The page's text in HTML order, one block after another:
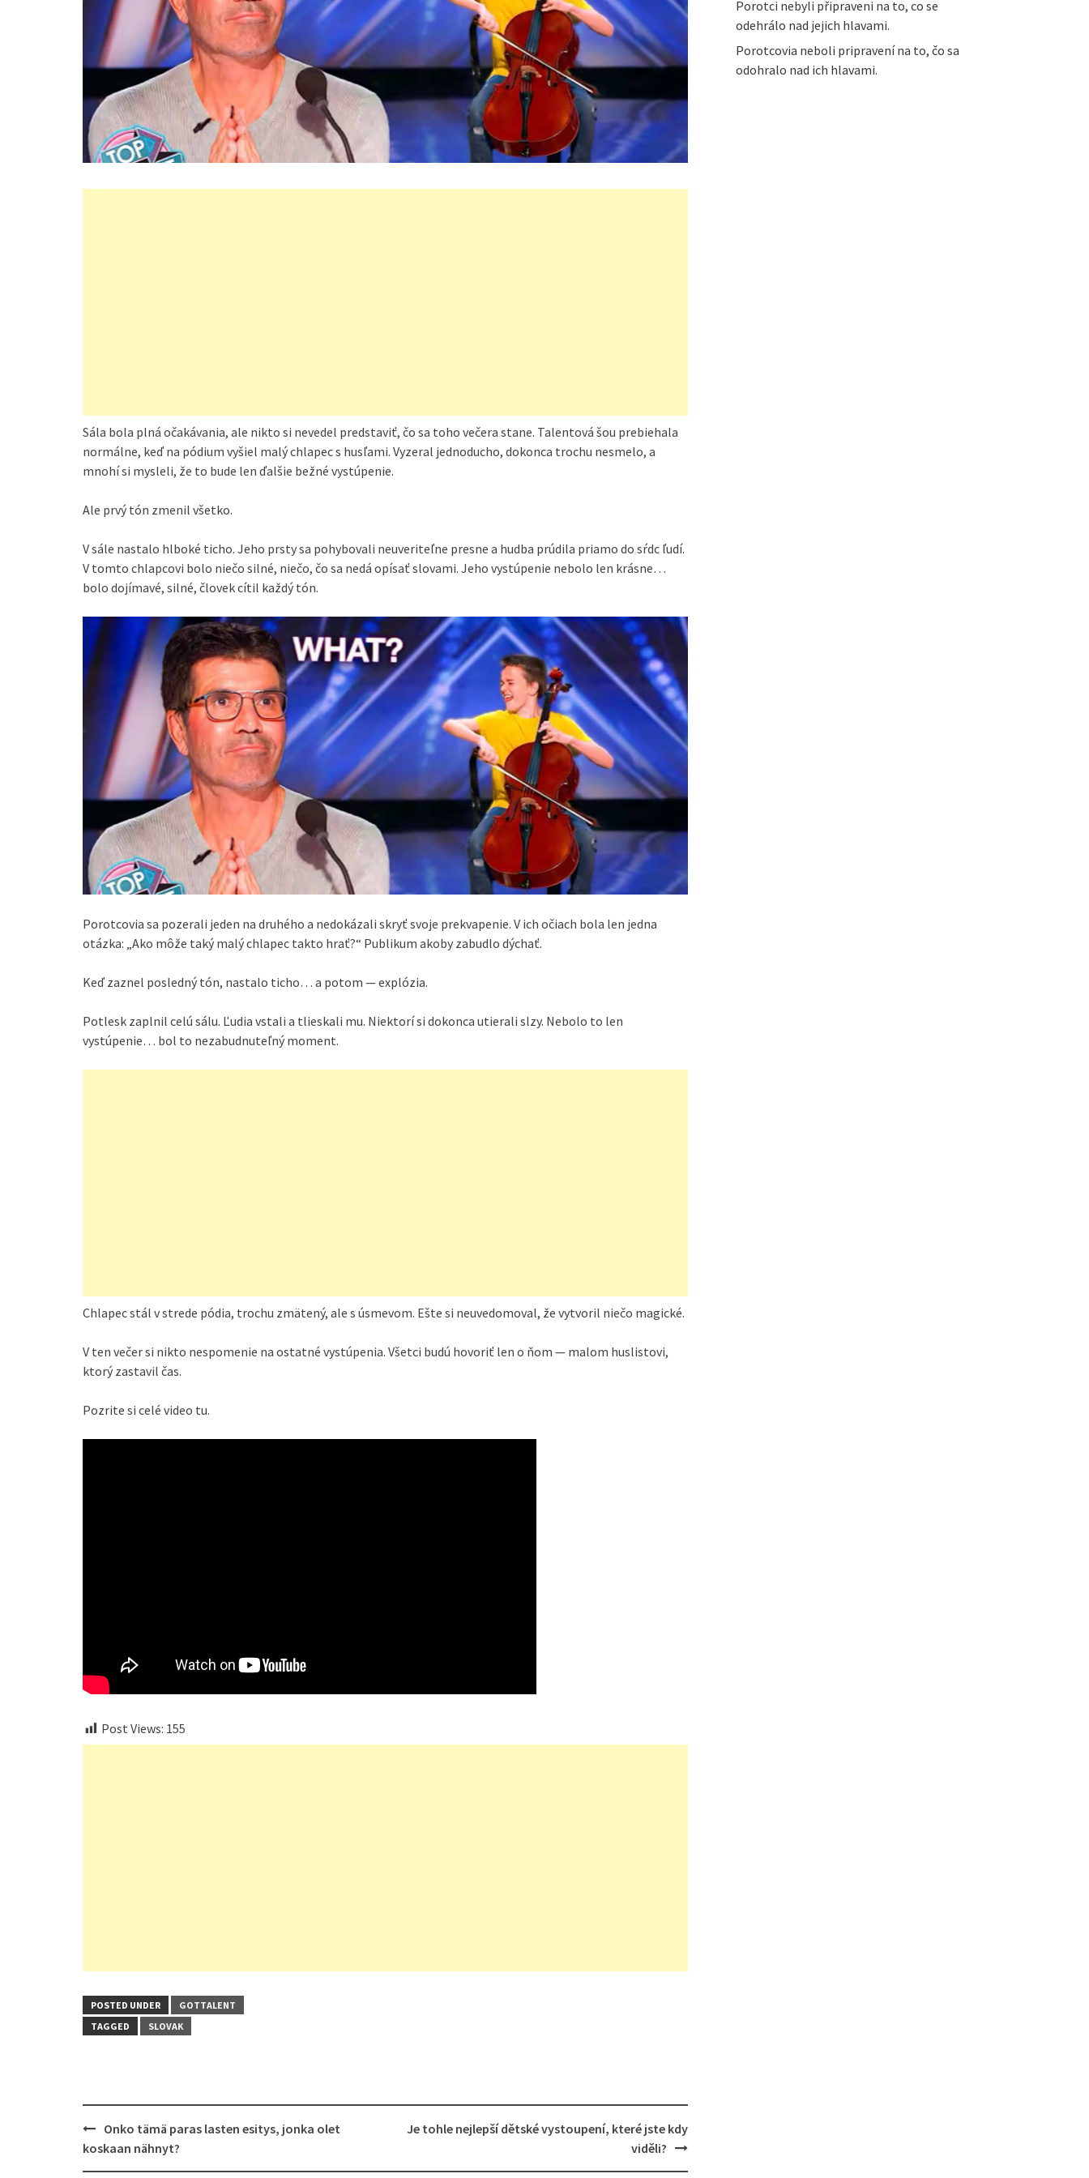
Sála bola plná očakávania, ale nikto si nevedel predstaviť, čo sa toho večera stane. Talentová šou prebiehala
normálne, keď na pódium vyšiel malý chlapec s husľami. Vyzeral jednoducho, dokonca trochu nesmelo, a
mnohí si mysleli, že to bude len ďalšie bežné vystúpenie.
Ale prvý tón zmenil všetko.
V sále nastalo hlboké ticho. Jeho prsty sa pohybovali neuveriteľne presne a hudba prúdila priamo do sŕdc ľudí.
V tomto chlapcovi bolo niečo silné, niečo, čo sa nedá opísať slovami. Jeho vystúpenie nebolo len krásne…
bolo dojímavé, silné, človek cítil každý tón.
Porotcovia sa pozerali jeden na druhého a nedokázali skryť svoje prekvapenie. V ich očiach bola len jedna
otázka: „Ako môže taký malý chlapec takto hrať?“ Publikum akoby zabudlo dýchať.
Keď zaznel posledný tón, nastalo ticho… a potom — explózia.
Potlesk zaplnil celú sálu. Ľudia vstali a tlieskali mu. Niektorí si dokonca utierali slzy. Nebolo to len
vystúpenie… bol to nezabudnuteľný moment.
Chlapec stál v strede pódia, trochu zmätený, ale s úsmevom. Ešte si neuvedomoval, že vytvoril niečo magické.
V ten večer si nikto nespomenie na ostatné vystúpenia. Všetci budú hovoriť len o ňom — malom huslistovi,
ktorý zastavil čas.
Pozrite si celé video tu.
Post Views: 155
POSTED UNDER
GOTTALENT
TAGGED
SLOVAK
Post
navigation
Onko tämä paras lasten esitys, jonka olet
koskaan nähnyt?
Je tohle nejlepší dětské vystoupení, které jste kdy
viděli?
Porotci nebyli připraveni na to, co se
odehrálo nad jejich hlavami.
Porotcovia neboli pripravení na to, čo sa
odohralo nad ich hlavami.